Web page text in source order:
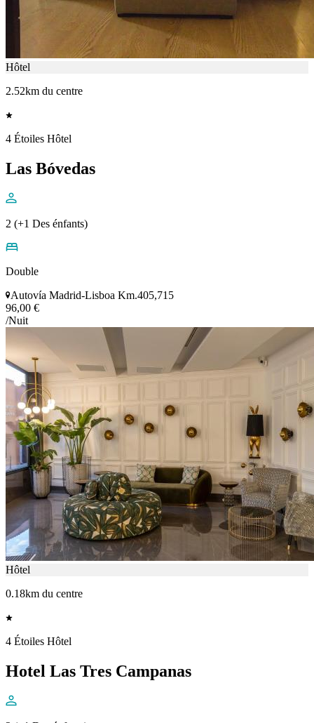
Hôtel
2.52km du centre
4 Étoiles Hôtel
Las Bóvedas
2 (+1 Des énfants)
Double
Autovía Madrid-Lisboa Km.405,715
96,00 €
/Nuit
Hôtel
0.18km du centre
4 Étoiles Hôtel
Hotel Las Tres Campanas